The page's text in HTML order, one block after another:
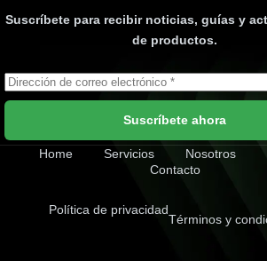
Suscríbete para recibir noticias, guías y
de productos.
Suscríbete ahora
Home Servicios Nosotros
Contacto
Política de privacidad
Términos y